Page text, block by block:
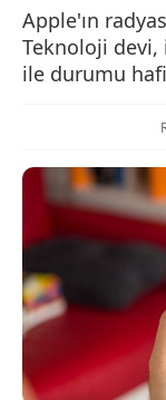
Apple'ın
Teknoloji devi,
ile durumu